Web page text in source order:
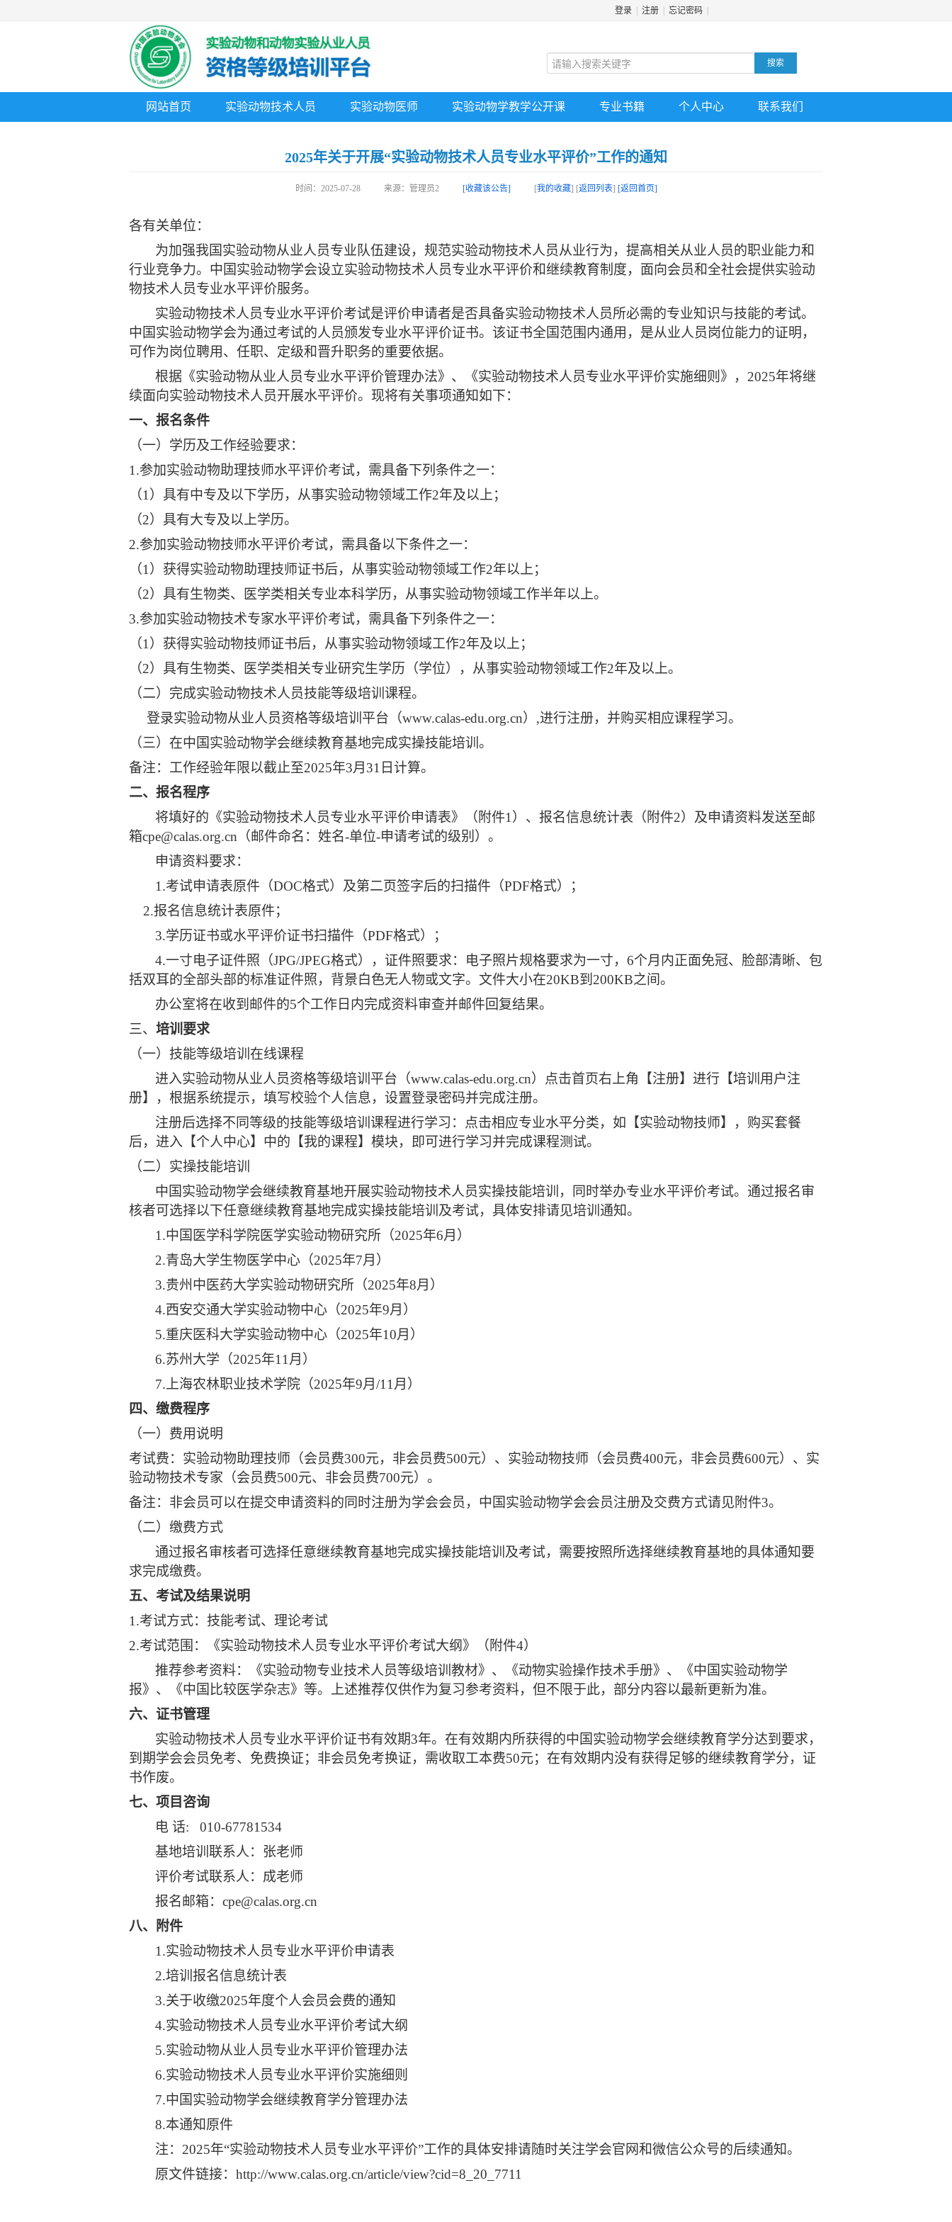
登录 注册 忘记密码
搜索
网站首页 实验动物技术人员 实验动物医师 实验动物学教学公开课 专业书籍 个人中心 联系我们
2025年关于开展“实验动物技术人员专业水平评价”工作的通知
时间：2025-07-28 来源：管理员2 [收藏该公告] [我的收藏] [返回列表] [返回首页]
各有关单位：
为加强我国实验动物从业人员专业队伍建设，规范实验动物技术人员从业行为，提高相关从业人员的职业能力和
行业竞争力。中国实验动物学会设立实验动物技术人员专业水平评价和继续教育制度，面向会员和全社会提供实验动
物技术人员专业水平评价服务。
实验动物技术人员专业水平评价考试是评价申请者是否具备实验动物技术人员所必需的专业知识与技能的考试。
中国实验动物学会为通过考试的人员颁发专业水平评价证书。该证书全国范围内通用，是从业人员岗位能力的证明，
可作为岗位聘用、任职、定级和晋升职务的重要依据。
根据《实验动物从业人员专业水平评价管理办法》、《实验动物技术人员专业水平评价实施细则》，2025年将继
续面向实验动物技术人员开展水平评价。现将有关事项通知如下：
一、报名条件
（一）学历及工作经验要求：
1.参加实验动物助理技师水平评价考试，需具备下列条件之一：
（1）具有中专及以下学历，从事实验动物领域工作2年及以上；
（2）具有大专及以上学历。
2.参加实验动物技师水平评价考试，需具备以下条件之一：
（1）获得实验动物助理技师证书后，从事实验动物领域工作2年以上；
（2）具有生物类、医学类相关专业本科学历，从事实验动物领域工作半年以上。
3.参加实验动物技术专家水平评价考试，需具备下列条件之一：
（1）获得实验动物技师证书后，从事实验动物领域工作2年及以上；
（2）具有生物类、医学类相关专业研究生学历（学位），从事实验动物领域工作2年及以上。
（二）完成实验动物技术人员技能等级培训课程。
登录实验动物从业人员资格等级培训平台（www.calas-edu.org.cn）,进行注册，并购买相应课程学习。
（三）在中国实验动物学会继续教育基地完成实操技能培训。
备注：工作经验年限以截止至2025年3月31日计算。
二、报名程序
将填好的《实验动物技术人员专业水平评价申请表》（附件1）、报名信息统计表（附件2）及申请资料发送至邮
箱cpe@calas.org.cn（邮件命名：姓名-单位-申请考试的级别）。
申请资料要求：
1.考试申请表原件（DOC格式）及第二页签字后的扫描件（PDF格式）；
2.报名信息统计表原件；
3.学历证书或水平评价证书扫描件（PDF格式）；
4.一寸电子证件照（JPG/JPEG格式），证件照要求：电子照片规格要求为一寸，6个月内正面免冠、脸部清晰、包
括双耳的全部头部的标准证件照，背景白色无人物或文字。文件大小在20KB到200KB之间。
办公室将在收到邮件的5个工作日内完成资料审查并邮件回复结果。
三、 培训要求
（一） 技能等级培训在线课程
进入实验动物从业人员资格等级培训平台（www.calas-edu.org.cn）点击首页右上角【注册】进行【培训用户注
册】，根据系统提示，填写校验个人信息，设置登录密码并完成注册。
注册后选择不同等级的技能等级培训课程进行学习：点击相应专业水平分类，如【实验动物技师】，购买套餐
后，进入【个人中心】中的【我的课程】模块，即可进行学习并完成课程测试。
（二） 实操技能培训
中国实验动物学会继续教育基地开展实验动物技术人员实操技能培训，同时举办专业水平评价考试。通过报名审
核者可选择以下任意继续教育基地完成实操技能培训及考试，具体安排请见培训通知。
1.中国医学科学院医学实验动物研究所（2025年6月）
2.青岛大学生物医学中心（2025年7月）
3.贵州中医药大学实验动物研究所（2025年8月）
4.西安交通大学实验动物中心（2025年9月）
5.重庆医科大学实验动物中心（2025年10月）
6.苏州大学（2025年11月）
7. 上海农林职业技术学院（2025年9月/11月）
四、缴费程序
（一）费用说明
考试费：实验动物助理技师（会员费300元，非会员费500元）、实验动物技师（会员费400元，非会员费600元）、实
验动物技术专家（会员费500元、非会员费700元）。
备注：非会员可以在提交申请资料的同时注册为学会会员，中国实验动物学会会员注册及交费方式请见附件3。
（二）缴费方式
通过报名审核者可选择任意继续教育基地完成实操技能培训及考试，需要按照所选择继续教育基地的具体通知要
求完成缴费。
五、考试及结果说明
1.考试方式：技能考试、理论考试
2.考试范围：《实验动物技术人员专业水平评价考试大纲》（附件4）
推荐参考资料：《实验动物专业技术人员等级培训教材》、《动物实验操作技术手册》、《中国实验动物学
报》、《中国比较医学杂志》等。上述推荐仅供作为复习参考资料，但不限于此，部分内容以最新更新为准。
六、证书管理
实验动物技术人员专业水平评价证书有效期3年。在有效期内所获得的中国实验动物学会继续教育学分达到要求，
到期学会会员免考、免费换证；非会员免考换证，需收取工本费50元；在有效期内没有获得足够的继续教育学分，证
书作废。
七、项目咨询
电 话: 010-67781534
基地培训联系人：张老师
评价考试联系人：成老师
报名邮箱：cpe@calas.org.cn
八、附件
1.实验动物技术人员专业水平评价申请表
2.培训报名信息统计表
3.关于收缴2025年度个人会员会费的通知
4.实验动物技术人员专业水平评价考试大纲
5.实验动物从业人员专业水平评价管理办法
6.实验动物技术人员专业水平评价实施细则
7.中国实验动物学会继续教育学分管理办法
8.本通知原件
注：2025年“实验动物技术人员专业水平评价”工作的具体安排请随时关注学会官网和微信公众号的后续通知。
原文件链接： http://www.calas.org.cn/article/view?cid=8_20_7711